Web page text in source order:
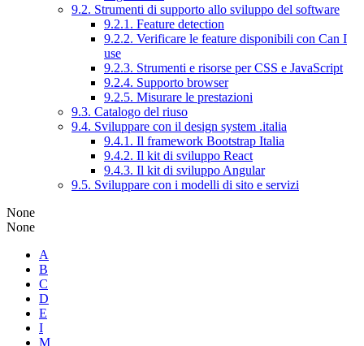
9.2. Strumenti di supporto allo sviluppo del software
9.2.1. Feature detection
9.2.2. Verificare le feature disponibili con Can I
use
9.2.3. Strumenti e risorse per CSS e JavaScript
9.2.4. Supporto browser
9.2.5. Misurare le prestazioni
9.3. Catalogo del riuso
9.4. Sviluppare con il design system .italia
9.4.1. Il framework Bootstrap Italia
9.4.2. Il kit di sviluppo React
9.4.3. Il kit di sviluppo Angular
9.5. Sviluppare con i modelli di sito e servizi
None
None
A
B
C
D
E
I
M